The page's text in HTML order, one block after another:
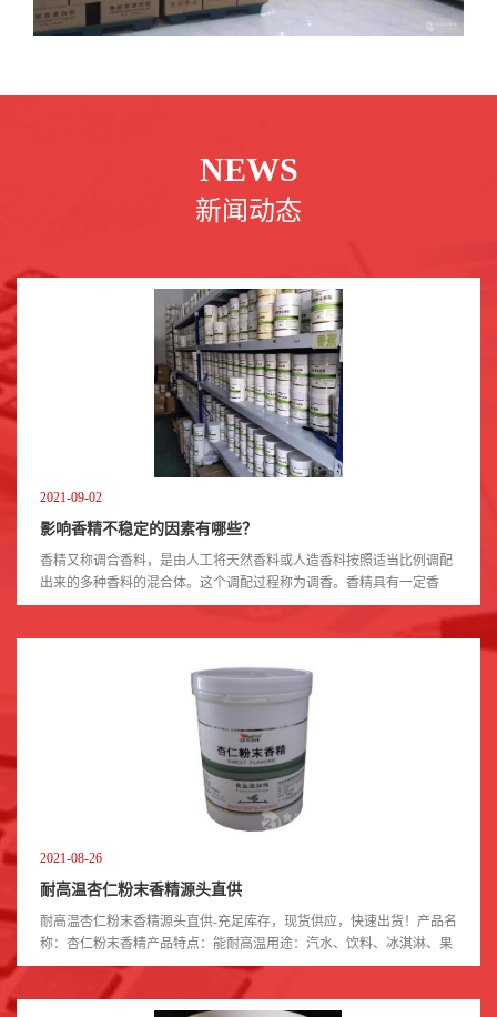
NEWS
新闻动态
2021-09-02
影响香精不稳定的因素有哪些？
香精又称调合香料，是由人工将天然香料或人造香料按照适当比例调配
出来的多种香料的混合体。这个调配过程称为调香。香精具有一定香
型，例如，玫瑰香精、茉莉香精、薄荷香精、檀香香精、菠萝香精、柠
2021-08-26
耐高温杏仁粉末香精源头直供
耐高温杏仁粉末香精源头直供-充足库存，现货供应，快速出货！产品名
称：杏仁粉末香精产品特点：能耐高温用途：汽水、饮料、冰淇淋、果
冻、烘焙，糖果，饼干，馅料等各种需要增加香气的产品。使用方法：
直接添加到产...